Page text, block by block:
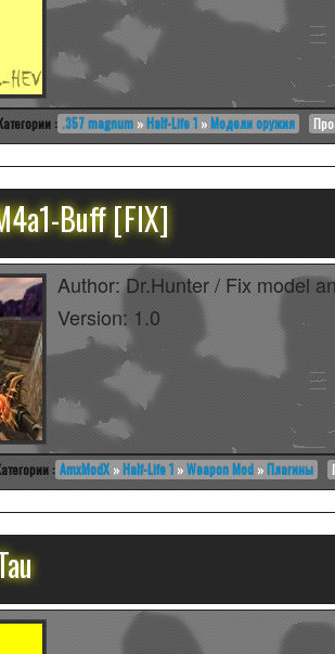
: .357 magnum »Half-Life 1 »Модели оружия
Buff [FIX]
Author: Dr.Hunter / Fix model
Version: 1.0
: AmxModX »Half-Life 1 »Weapon Mod »Плагины